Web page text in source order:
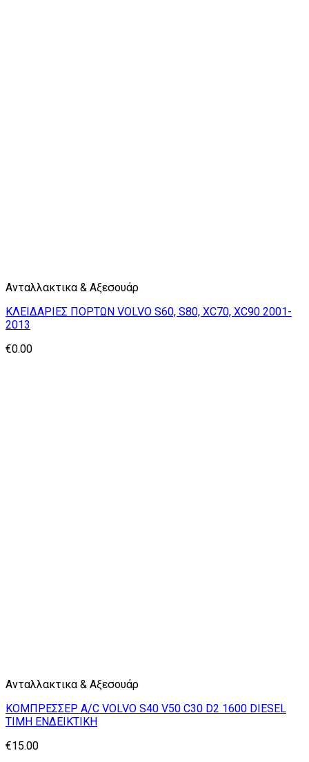
Ανταλλακτικα & Αξεσουάρ
ΚΛΕΙΔΑΡΙΕΣ ΠΟΡΤΩΝ VOLVO S60, S80, XC70, XC90 2001-
2013
€0.00
Ανταλλακτικα & Αξεσουάρ
ΚΟΜΠΡΕΣΣΕΡ A/C VOLVO S40 V50 C30 D2 1600 DIESEL
ΤΙΜΗ ΕΝΔΕΙΚΤΙΚΗ
€15.00